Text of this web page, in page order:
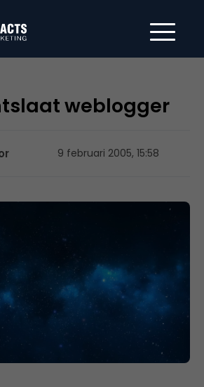
weblogger
9 februari 2005, 15:58